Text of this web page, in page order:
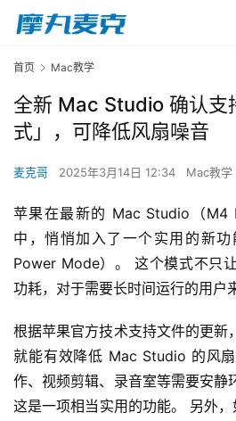
首页 Mac教学
全新 Mac Studio 确认支
式」，可降低风扇噪音
麦克哥 2025年3月14日 12:34 Mac教学
苹果在最新的 Mac Studio（
中，悄悄加入了一个实用的新
Power Mode）。 这个模式不只
功耗，对于需要长时间运行的用户
根据苹果官方技术支持文件的更新
就能有效降低 Mac Studio 的风
作、视频剪辑、录音室等需要安静
这是一项相当实用的功能。 另外